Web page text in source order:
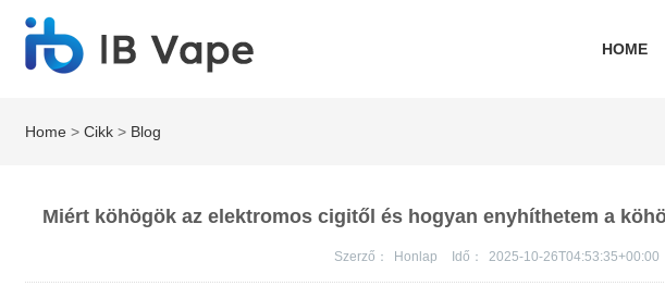
HOME
Home >Cikk > Blog
Miért köhögök az elektromos cigitől és hogyan enyhíthetem a
Szerző： Honlap Idő： 2025-10-26T04:53:35+00:00